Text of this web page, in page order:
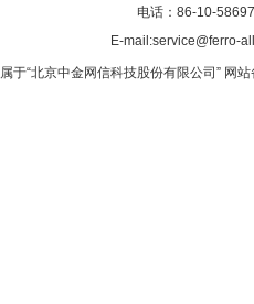
电话：86-10-
E-mail:service@ferro-
于“北京中金网信科技股份有限公司” 网